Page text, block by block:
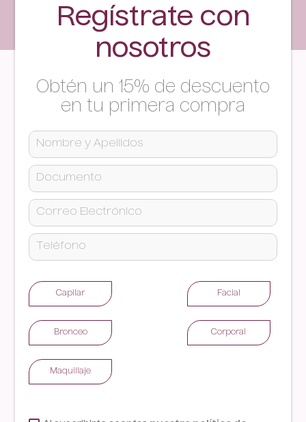
Regístrate con
nosotros
Obtén un 15% de descuento
en tu primera compra
Capilar Facial
Bronceo Corporal
Maquillaje